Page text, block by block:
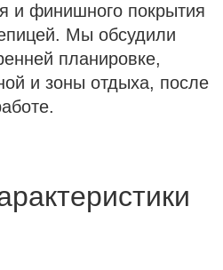
и финишного покрытия
Мы обсудили
планировке,
и зоны отдыха, после